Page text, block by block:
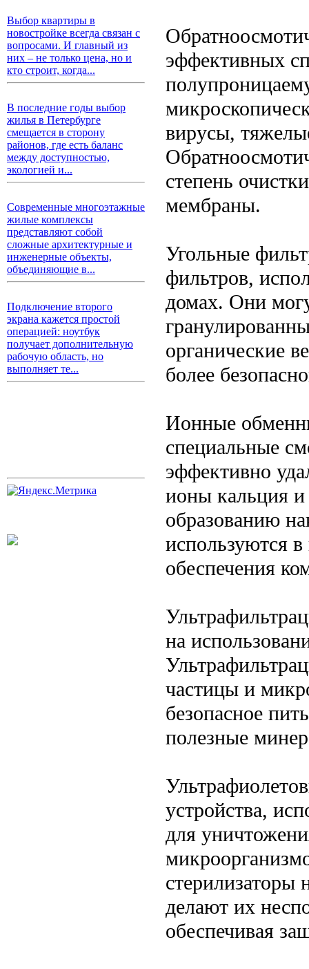
Выбор квартиры в
новостройке всегда связан с
вопросами. И главный из
них – не только цена, но и
кто строит, когда...
В последние годы выбор
жилья в Петербурге
смещается в сторону
районов, где есть баланс
между доступностью,
экологией и...
Современные многоэтажные
жилые комплексы
представляют собой
сложные архитектурные и
инженерные объекты,
объединяющие в...
Подключение второго
экрана кажется простой
операцией: ноутбук
получает дополнительную
рабочую область, но
выполняет те...
эффективных
вирусы,
степень
мембраны.
Угольные
фильтров,
домах. Они
органические
более
Ионные
специальные
эффективно
ионы кальция и
образованию
используются
обеспечения
на
частицы и
безопасное
полезные
устройства,
для
стерилизаторы
делают их
обеспечивая